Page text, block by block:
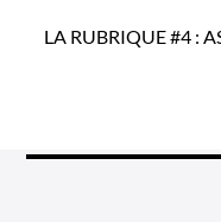
LA RUBRIQUE #4 :